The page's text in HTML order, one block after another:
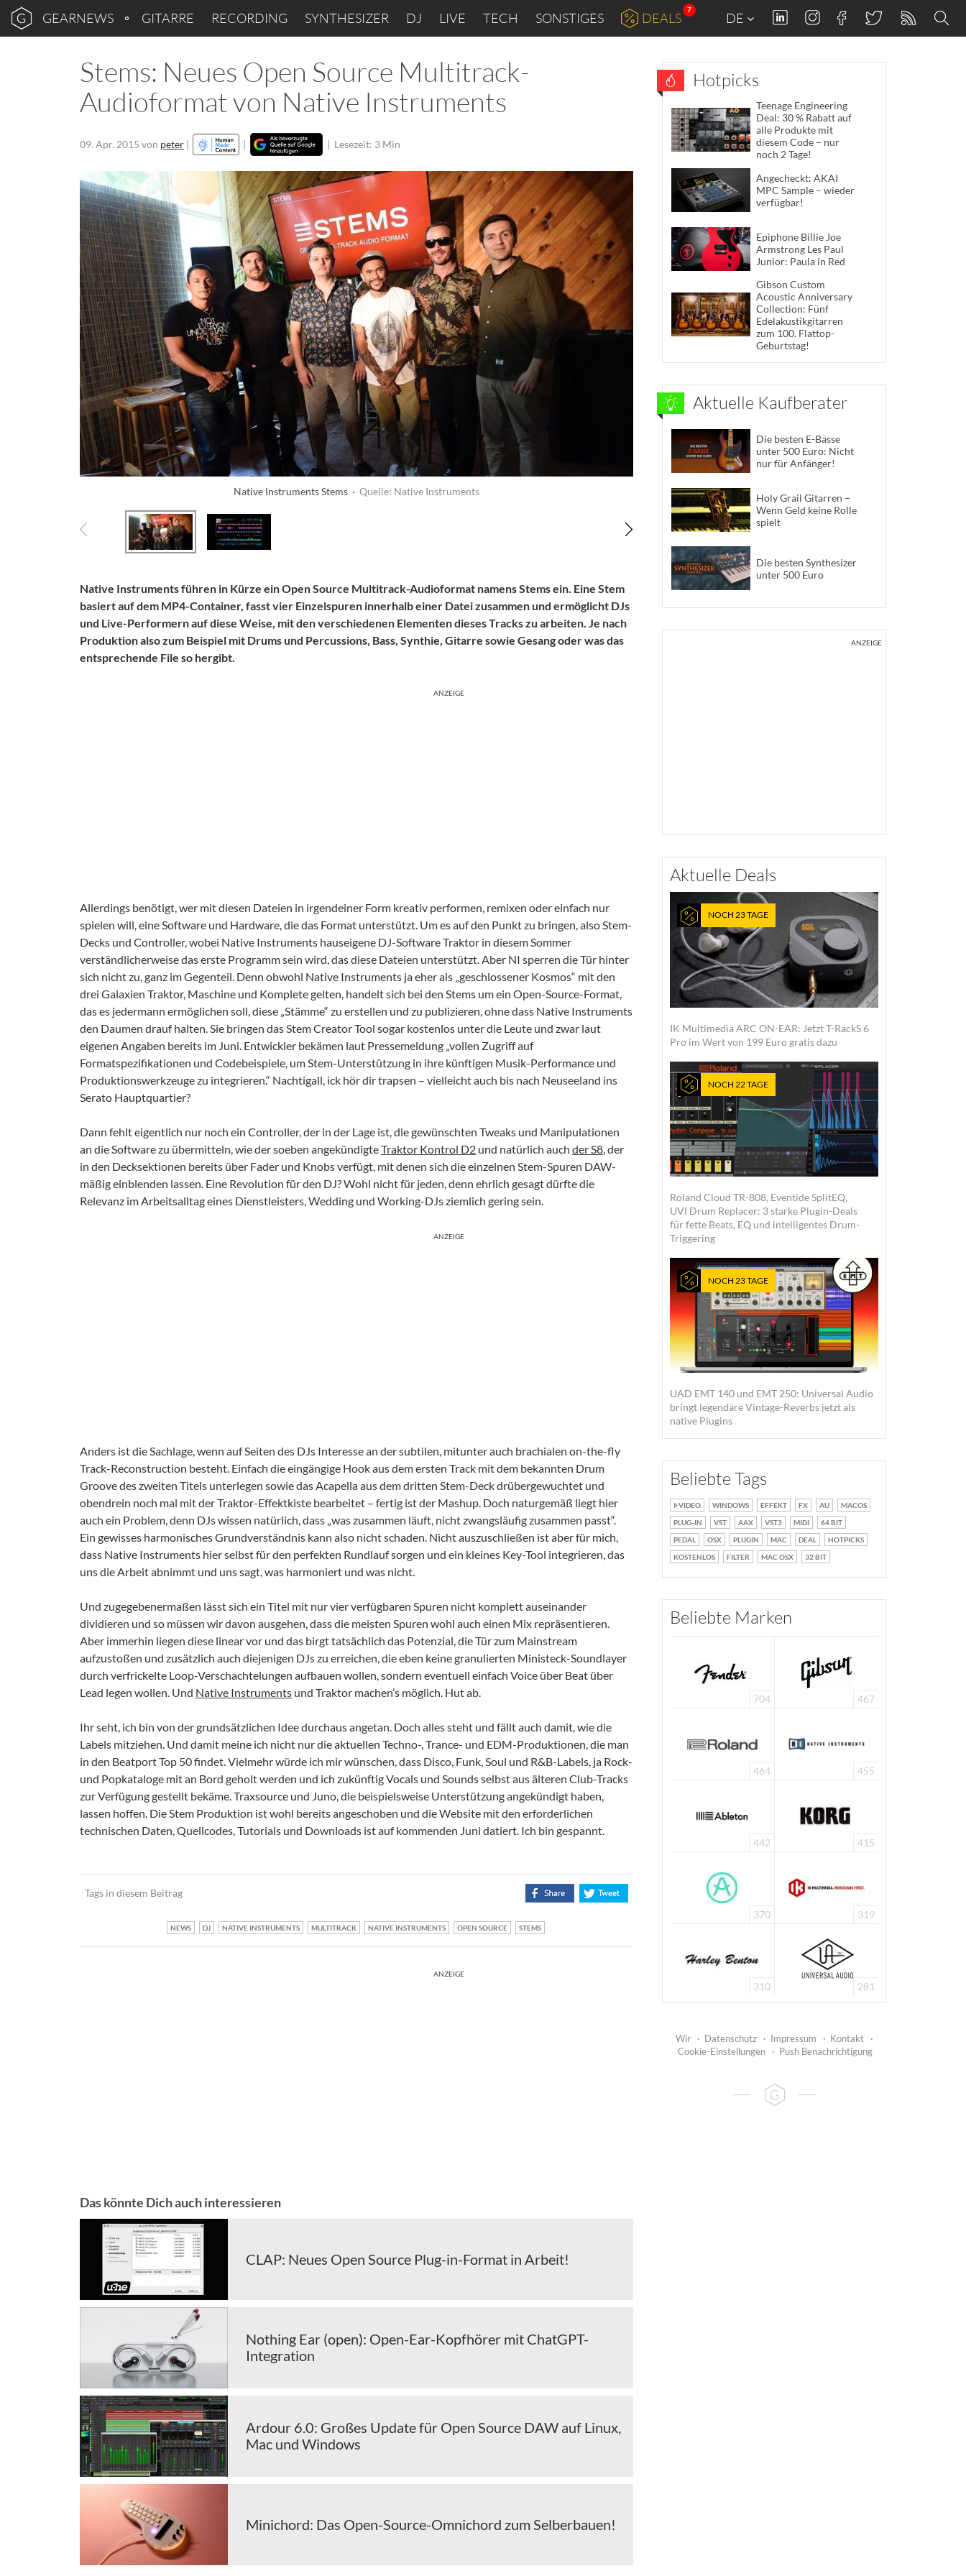
GEARNEWS GITARRE RECORDING SYNTHESIZER DJ LIVE TECH SONSTIGES DEALS
7
DE
Stems: Neues Open Source Multitrack-
Audioformat von Native Instruments
09. Apr. 2015 von peter | | | Lesezeit: 3 Min
Native Instruments Stems · Quelle: Native Instruments
Native Instruments führen in Kürze ein Open Source Multitrack-Audioformat namens Stems ein. Eine Stem
basiert auf dem MP4-Container, fasst vier Einzelspuren innerhalb einer Datei zusammen und ermöglicht DJs
und Live-Performern auf diese Weise, mit den verschiedenen Elementen dieses Tracks zu arbeiten. Je nach
Produktion also zum Beispiel mit Drums und Percussions, Bass, Synthie, Gitarre sowie Gesang oder was das
entsprechende File so hergibt.
ANZEIGE
Allerdings benötigt, wer mit diesen Dateien in irgendeiner Form kreativ performen, remixen oder einfach nur
spielen will, eine Software und Hardware, die das Format unterstützt. Um es auf den Punkt zu bringen, also Stem-
Decks und Controller, wobei Native Instruments hauseigene DJ-Software Traktor in diesem Sommer
verständlicherweise das erste Programm sein wird, das diese Dateien unterstützt. Aber NI sperren die Tür hinter
sich nicht zu, ganz im Gegenteil. Denn obwohl Native Instruments ja eher als „geschlossener Kosmos“ mit den
drei Galaxien Traktor, Maschine und Komplete gelten, handelt sich bei den Stems um ein Open-Source-Format,
das es jedermann ermöglichen soll, diese „Stämme“ zu erstellen und zu publizieren, ohne dass Native Instruments
den Daumen drauf halten. Sie bringen das Stem Creator Tool sogar kostenlos unter die Leute und zwar laut
eigenen Angaben bereits im Juni. Entwickler bekämen laut Pressemeldung „vollen Zugriff auf
Formatspezifikationen und Codebeispiele, um Stem-Unterstützung in ihre künftigen Musik-Performance und
Produktionswerkzeuge zu integrieren.“ Nachtigall, ick hör dir trapsen – vielleicht auch bis nach Neuseeland ins
Serato Hauptquartier?
Dann fehlt eigentlich nur noch ein Controller, der in der Lage ist, die gewünschten Tweaks und Manipulationen
an die Software zu übermitteln, wie der soeben angekündigteTraktor Kontrol D2 und natürlich auch der S8 , der
in den Decksektionen bereits über Fader und Knobs verfügt, mit denen sich die einzelnen Stem-Spuren DAW-
mäßig einblenden lassen. Eine Revolution für den DJ? Wohl nicht für jeden, denn ehrlich gesagt dürfte die
Relevanz im Arbeitsalltag eines Dienstleisters, Wedding und Working-DJs ziemlich gering sein.
ANZEIGE
Anders ist die Sachlage, wenn auf Seiten des DJs Interesse an der subtilen, mitunter auch brachialen on-the-fly
Track-Reconstruction besteht. Einfach die eingängige Hook aus dem ersten Track mit dem bekannten Drum
Groove des zweiten Titels unterlegen sowie das Acapella aus dem dritten Stem-Deck drübergewuchtet und
obendrein noch mal mit der Traktor-Effektkiste bearbeitet – fertig ist der Mashup. Doch naturgemäß liegt hier
auch ein Problem, denn DJs wissen natürlich, dass „was zusammen läuft, nicht zwangsläufig zusammen passt“.
Ein gewisses harmonisches Grundverständnis kann also nicht schaden. Nicht auszuschließen ist aber für mich,
dass Native Instruments hier selbst für den perfekten Rundlauf sorgen und ein kleines Key-Tool integrieren, das
uns die Arbeit abnimmt und uns sagt, was harmoniert und was nicht.
Und zugegebenermaßen lässt sich ein Titel mit nur vier verfügbaren Spuren nicht komplett auseinander
dividieren und so müssen wir davon ausgehen, dass die meisten Spuren wohl auch einen Mix repräsentieren.
Aber immerhin liegen diese linear vor und das birgt tatsächlich das Potenzial, die Tür zum Mainstream
aufzustoßen und zusätzlich auch diejenigen DJs zu erreichen, die eben keine granulierten Ministeck-Soundlayer
durch verfrickelte Loop-Verschachtelungen aufbauen wollen, sondern eventuell einfach Voice über Beat über
Lead legen wollen. Und Native Instruments und Traktor machen’s möglich. Hut ab.
Ihr seht, ich bin von der grundsätzlichen Idee durchaus angetan. Doch alles steht und fällt auch damit, wie die
Labels mitziehen. Und damit meine ich nicht nur die aktuellen Techno-, Trance- und EDM-Produktionen, die man
in den Beatport Top 50 findet. Vielmehr würde ich mir wünschen, dass Disco, Funk, Soul und R&B-Labels, ja Rock-
und Popkataloge mit an Bord geholt werden und ich zukünftig Vocals und Sounds selbst aus älteren Club-Tracks
zur Verfügung gestellt bekäme. Traxsource und Juno, die beispielsweise Unterstützung angekündigt haben,
lassen hoffen. Die Stem Produktion ist wohl bereits angeschoben und die Website mit den erforderlichen
technischen Daten, Quellcodes, Tutorials und Downloads ist auf kommenden Juni datiert. Ich bin gespannt.
Tags in diesem Beitrag
NEWS DJ NATIVE INSTRUMENTS MULTITRACK NATIVE INSTRUMENTS OPEN SOURCE STEMS
ANZEIGE
Das könnte Dich auch interessieren
CLAP: Neues Open Source Plug-in-Format in Arbeit!
Nothing Ear (open): Open-Ear-Kopfhörer mit ChatGPT-
Integration
Ardour 6.0: Großes Update für Open Source DAW auf Linux,
Mac und Windows
Minichord: Das Open-Source-Omnichord zum Selberbauen!
Hotpicks
Teenage Engineering
Deal: 30 % Rabatt auf
alle Produkte mit
diesem Code – nur
noch 2 Tage!
Angecheckt: AKAI
MPC Sample – wieder
verfügbar!
Epiphone Billie Joe
Armstrong Les Paul
Junior: Paula in Red
Gibson Custom
Acoustic Anniversary
Collection: Fünf
Edelakustikgitarren
zum 100. Flattop-
Geburtstag!
Aktuelle Kaufberater
Die besten E-Bässe
unter 500 Euro: Nicht
nur für Anfänger!
Holy Grail Gitarren –
Wenn Geld keine Rolle
spielt
Die besten Synthesizer
unter 500 Euro
ANZEIGE
Aktuelle Deals
NOCH 23 TAGE
IK Multimedia ARC ON-EAR: Jetzt T-RackS 6
Pro im Wert von 199 Euro gratis dazu
NOCH 22 TAGE
Roland Cloud TR-808, Eventide SplitEQ,
UVI Drum Replacer: 3 starke Plugin-Deals
für fette Beats, EQ und intelligentes Drum-
Triggering
NOCH 23 TAGE
UAD EMT 140 und EMT 250: Universal Audio
bringt legendäre Vintage-Reverbs jetzt als
native Plugins
Beliebte Tags
VIDEO WINDOWS EFFEKT FX AU
MACOS
PLUG-IN
VST AAX VST3 MIDI
64 BIT
PEDAL
OSX PLUGIN MAC DEAL
HOTPICKS
KOSTENLOS
FILTER MAC OSX 32 BIT
Beliebte Marken
704 467
464 455
442 415
370 319
310 281
Wir · Datenschutz · Impressum · Kontakt
·
Cookie-Einstellungen
· Push Benachrichtigung